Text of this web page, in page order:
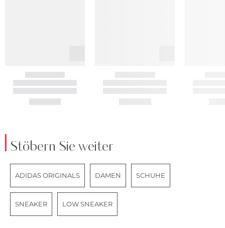
Stöbern Sie weiter
ADIDAS ORIGINALS DAMEN SCHUHE
SNEAKER LOW SNEAKER